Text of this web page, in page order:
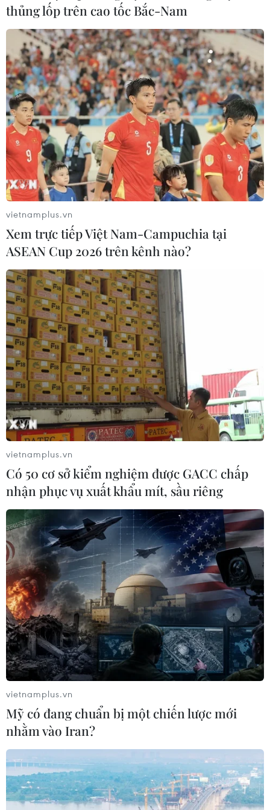
'Đấu trí': Phim mới trên VTV đề cập đến
vụ nâng khống giá kit test
04/07/2022 23:21
Không chỉ hấp dẫn khán giả bởi các vấn đề nóng của
xã hội, “Đấu trí” còn khắc họa hình ảnh người chiến sỹ
công an nhân dân luôn tâm huyết với nghề.
Thủ tướng: Ra mắt VTV Cần Thơ là kết quả
và là 'trái ngọt đầu mùa'
13/10/2022 10:26
Thủ tướng chỉ đạo VTV Cần Thơ phải nhanh chóng trở
thành một bộ phận gắn kết quan trọng, đồng hành cùng
các cấp, các ngành, nhân dân, nhất là tại 13 tỉnh, thành
phố khu vực...
thủng lốp trên cao tốc Bắc-Nam
vietnamplus.vn
Xem trực tiếp Việt Nam-Campuchia tại
ASEAN Cup 2026 trên kênh nào?
vietnamplus.vn
Có 50 cơ sở kiểm nghiệm được GACC chấp
nhận phục vụ xuất khẩu mít, sầu riêng
vietnamplus.vn
Mỹ có đang chuẩn bị một chiến lược mới
nhằm vào Iran?